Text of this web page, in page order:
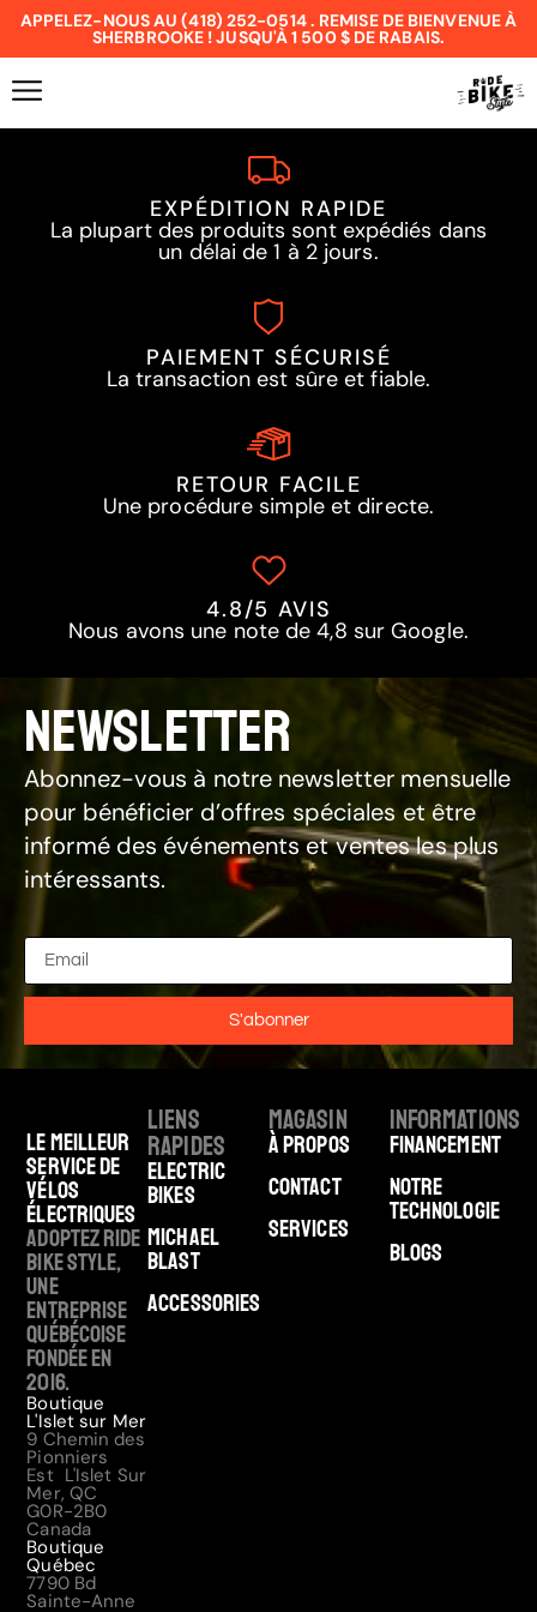
APPELEZ-NOUS AU (418) 252-0514 . REMISE DE BIENVENUE À
SHERBROOKE ! JUSQU'À 1 500 $ DE RABAIS.
EXPÉDITION RAPIDE
La plupart des produits sont expédiés dans
un délai de 1 à 2 jours.
PAIEMENT SÉCURISÉ
La transaction est sûre et fiable.
RETOUR FACILE
Une procédure simple et directe.
4.8/5 AVIS
Nous avons une note de 4,8 sur Google.
NEWSLETTER
Abonnez-vous à notre newsletter mensuelle
pour bénéficier d’offres spéciales et être
informé des événements et ventes les plus
intéressants.
S'abonner
Le meilleur
service de
vélos
électriques
Adoptez Ride
Bike Style,
une
entreprise
québécoise
fondée en
2016.
Boutique
L'Islet sur Mer
9 Chemin des
Pionniers
Est L'Islet Sur
Mer, QC
G0R-2B0
Canada
Boutique
Québec
7790 Bd
Sainte-Anne
Liens
rapides
Electric
Bikes
Michael
Blast
Accessories
Magasin
À Propos
Contact
Services
Informations
Financement
Notre
technologie
Blogs